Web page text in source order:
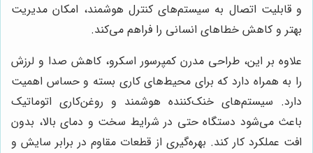
و قابلیت اتصال به سیستم‌های کنترل هوشمند، امکان مدیریت
بهتر و کاهش خطاهای انسانی را فراهم می‌کند.
علاوه بر این، طراحی مدرن کمپرسور اسکرو، کاهش صدا و لرزش
را به همراه دارد که برای محیط‌های کاری بسته و حساس اهمیت
دارد. سیستم‌های خنک‌کننده هوشمند و روغن‌کاری اتوماتیک
باعث می‌شود دستگاه حتی در شرایط سخت و دمای بالا، بدون
افت عملکرد کار کند. بهره‌گیری از قطعات مقاوم در برابر سایش و